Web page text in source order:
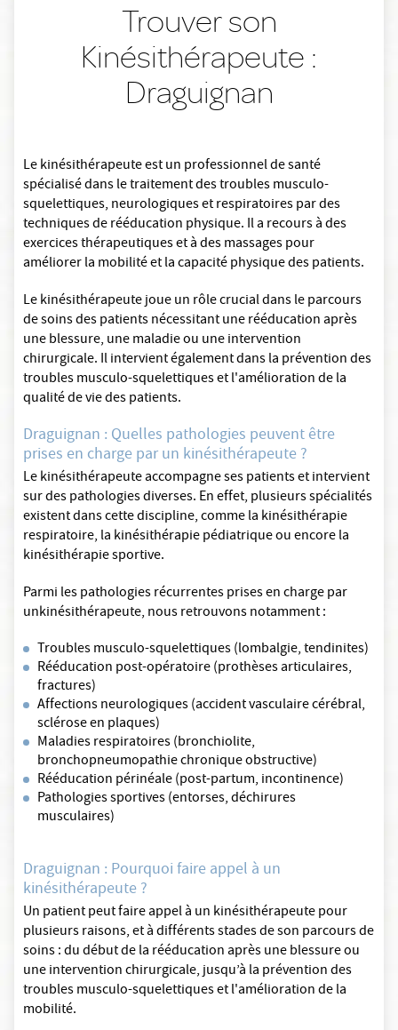
Trouver son
Kinésithérapeute :
Draguignan
Le kinésithérapeute est un professionnel de santé
spécialisé dans le traitement des troubles musculo-
squelettiques, neurologiques et respiratoires par des
techniques de rééducation physique. Il a recours à des
exercices thérapeutiques et à des massages pour
améliorer la mobilité et la capacité physique des patients.
Le kinésithérapeute joue un rôle crucial dans le parcours
de soins des patients nécessitant une rééducation après
une blessure, une maladie ou une intervention
chirurgicale. Il intervient également dans la prévention des
troubles musculo-squelettiques et l'amélioration de la
qualité de vie des patients.
Draguignan : Quelles pathologies peuvent être
prises en charge par un kinésithérapeute ?
Le kinésithérapeute accompagne ses patients et intervient
sur des pathologies diverses. En effet, plusieurs spécialités
existent dans cette discipline, comme la kinésithérapie
respiratoire, la kinésithérapie pédiatrique ou encore la
kinésithérapie sportive.
Parmi les pathologies récurrentes prises en charge par
unkinésithérapeute, nous retrouvons notamment :
Troubles musculo-squelettiques (lombalgie, tendinites)
Rééducation post-opératoire (prothèses articulaires,
fractures)
Affections neurologiques (accident vasculaire cérébral,
sclérose en plaques)
Maladies respiratoires (bronchiolite,
bronchopneumopathie chronique obstructive)
Rééducation périnéale (post-partum, incontinence)
Pathologies sportives (entorses, déchirures
musculaires)
Draguignan : Pourquoi faire appel à un
kinésithérapeute ?
Un patient peut faire appel à un kinésithérapeute pour
plusieurs raisons, et à différents stades de son parcours de
soins : du début de la rééducation après une blessure ou
une intervention chirurgicale, jusqu’à la prévention des
troubles musculo-squelettiques et l'amélioration de la
mobilité.